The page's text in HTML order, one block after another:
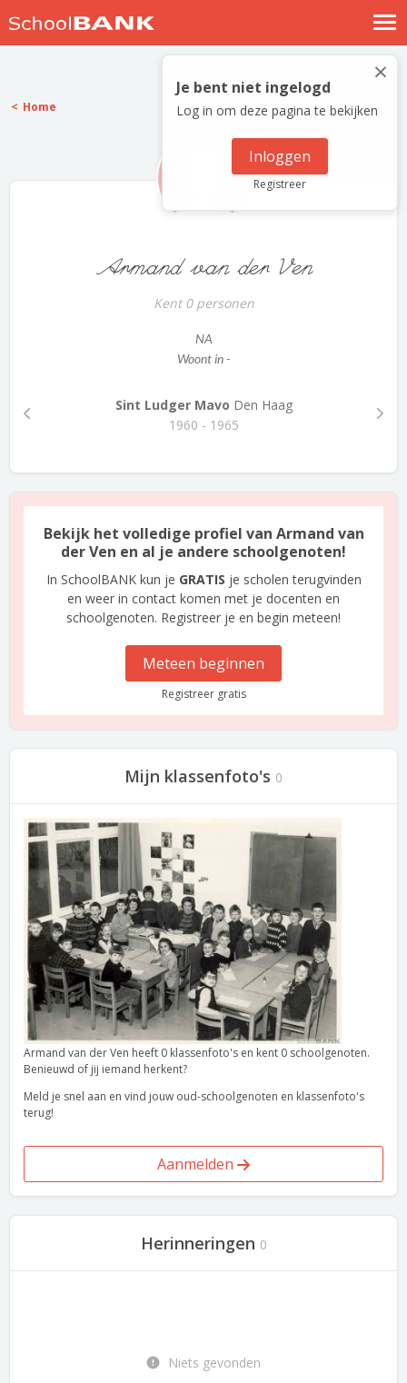
Nostalgische verhalen
Log in
Meld je gratis aan
×
Je bent niet ingelogd
Log in om deze pagina te bekijken
Inloggen
Registreer
Home
Armand van der Ven
Kent 0 personen
NA
Woont in -
Sint Ludger Mavo Den Haag
1960 - 1965
Bekijk het volledige profiel van Armand van
der Ven en al je andere schoolgenoten!
In SchoolBANK kun je GRATIS je scholen terugvinden
en weer in contact komen met je docenten en
schoolgenoten. Registreer je en begin meteen!
Meteen beginnen
Registreer gratis
Mijn klassenfoto's 0
Armand van der Ven heeft 0 klassenfoto's en kent 0 schoolgenoten.
Benieuwd of jij iemand herkent?
Meld je snel aan en vind jouw oud-schoolgenoten en klassenfoto's
terug!
Aanmelden
Herinneringen 0
Niets gevonden